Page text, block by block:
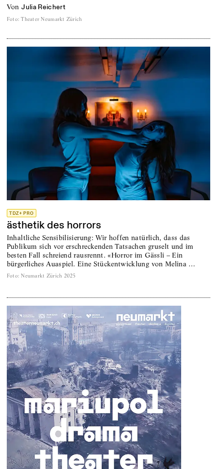
von Julia Reichert
Foto: Theater Neumarkt Zürich
TDZ+ PRO
ästhetik des horrors
Inhaltliche Sensibilisierung: Wir hoffen natürlich, dass das
Publikum sich vor erschreckenden ­Tatsachen gruselt und im
besten Fall schreiend rausrennt. «Horror im Gässli – Ein
bürgerliches Auaspiel. Eine Stück­entwicklung von Melina …
Foto: Neumarkt Zürich 2025